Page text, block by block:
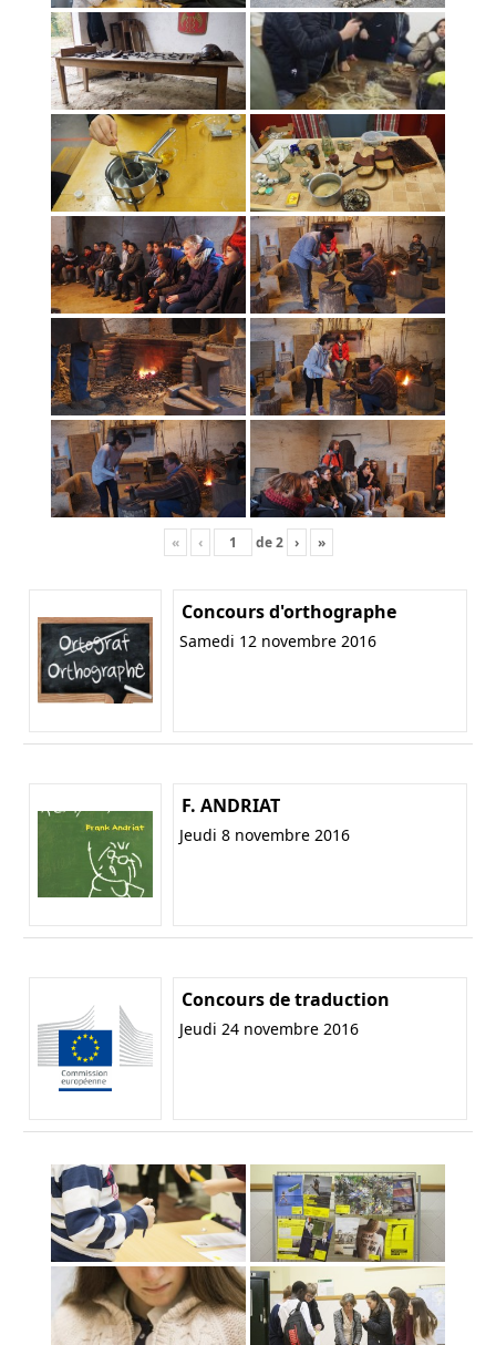
« ‹ de2 › »
Concours d'orthographe
Samedi 12 novembre 2016
F. ANDRIAT
Jeudi 8 novembre 2016
Concours de traduction
Jeudi 24 novembre 2016